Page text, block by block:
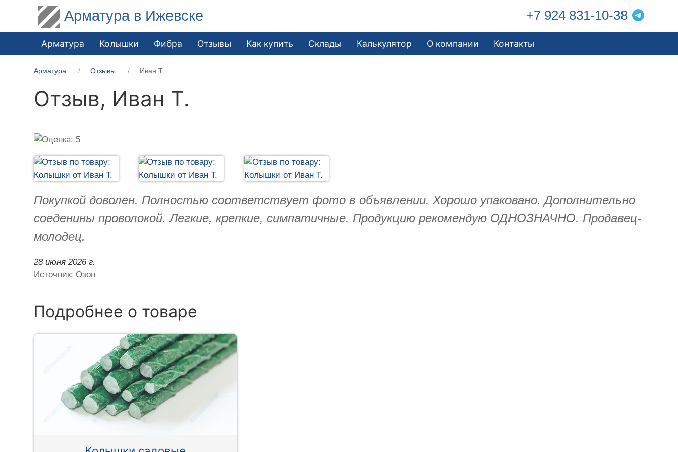
Арматура в Ижевске +7 924 831-10-38
Арматура Колышки Фибра Отзывы Как купить Склады Калькулятор О компании Контакты
Арматура Отзывы Иван Т.
Отзыв, Иван Т.
Покупкой доволен. Полностью соответствует фото в объявлении. Хорошо упаковано. Дополнительно
соеденины проволокой. Легкие, крепкие, симпатичные. Продукцию рекомендую ОДНОЗНАЧНО. Продавец-
молодец.
28 июня 2026 г.
Источник: Озон
Подробнее о товаре